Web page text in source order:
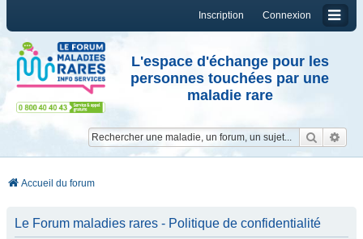
Connexion
Inscription
L'espace d'échange pour les
personnes touchées par une
maladie rare
Accueil du forum
Le Forum maladies rares - Politique de confidentialité